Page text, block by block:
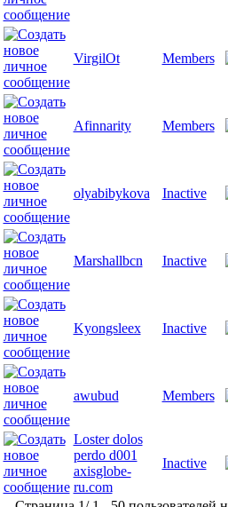
VirgilOt Members
Afinnarity Members
olyabibykova Inactive
Marshallbcn Inactive
Kyongsleex Inactive
awubud Members
Loster dolos
perdo d001
axisglobe-
ru.com
Inactive